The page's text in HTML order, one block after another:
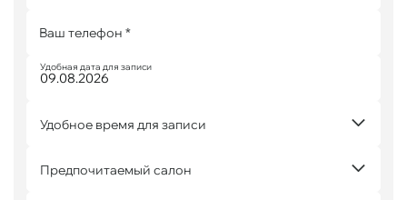
Ваш телефон *
Удобная дата для записи
Удобное время для записи
Предпочитаемый салон